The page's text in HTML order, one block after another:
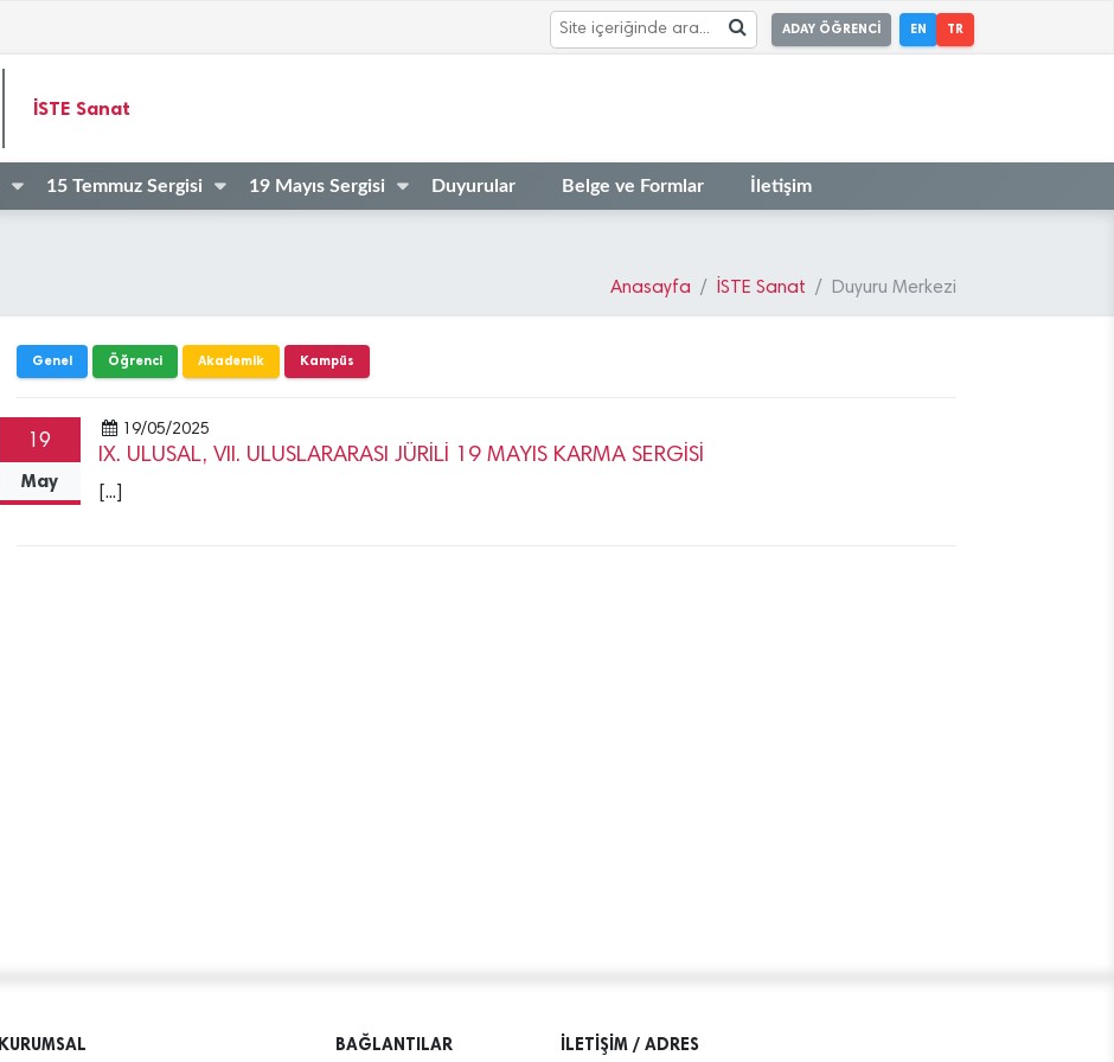
ADAY ÖĞRENCİ EN TR
İSTE Sanat
15 Temmuz Sergisi 19 Mayıs Sergisi Duyurular Belge ve Formlar İletişim
Anasayfa İSTE Sanat Duyuru Merkezi
Genel Öğrenci Akademik Kampüs
19
May
19/05/2025
IX. ULUSAL, VII. ULUSLARARASI JÜRİLİ 19 MAYIS KARMA SERGİSİ
[...]
KURUMSAL BAĞLANTILAR İLETİŞİM / ADRES